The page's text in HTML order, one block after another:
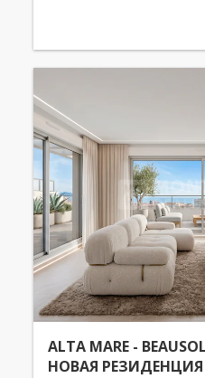
ALTA MARE -
НОВАЯ РЕЗИДЕНЦИЯ